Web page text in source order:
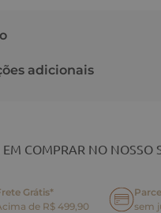
adicionais
EM COMPRAR NO NOSSO
Grátis*
de R$ 499,90
sem